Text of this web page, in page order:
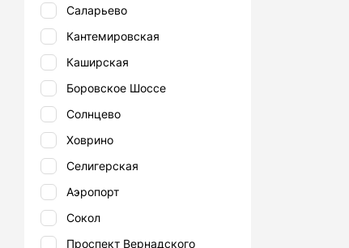
Саларьево
Кантемировская
Каширская
Боровское Шоссе
Солнцево
Ховрино
Селигерская
Аэропорт
Сокол
Проспект Вернадского